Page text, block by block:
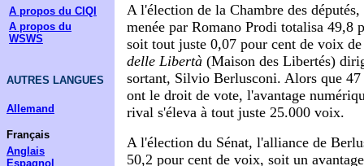
A propos du CIQI
A propos du
WSWS
AUTRES LANGUES
Allemand
Français
Anglais
Espagnol
A l'élection de la Chambre des députés,
menée par Romano Prodi totalisa 49,8
soit tout juste 0,07 pour cent de voix
delle Libertà (Maison des Libertés)
sortant, Silvio Berlusconi. Alors que
ont le droit de vote, l'avantage
rival s'éleva à tout juste 25.000 voix.
A l'élection du Sénat, l'alliance de
50,2 pour cent de voix, soit un